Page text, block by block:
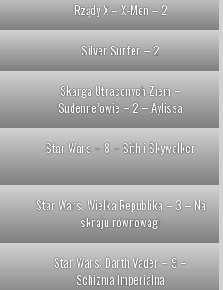
Rządy X – X-Men – 2
Silver Surfer – 2
Skarga Utraconych Ziem –
Sudenne’owie – 2 – Aylissa
Star Wars – 8 – Sith i Skywalker
Star Wars. Wielka Republika – 3 – Na
skraju równowagi
Star Wars: Darth Vader – 9 –
Schizma Imperialna